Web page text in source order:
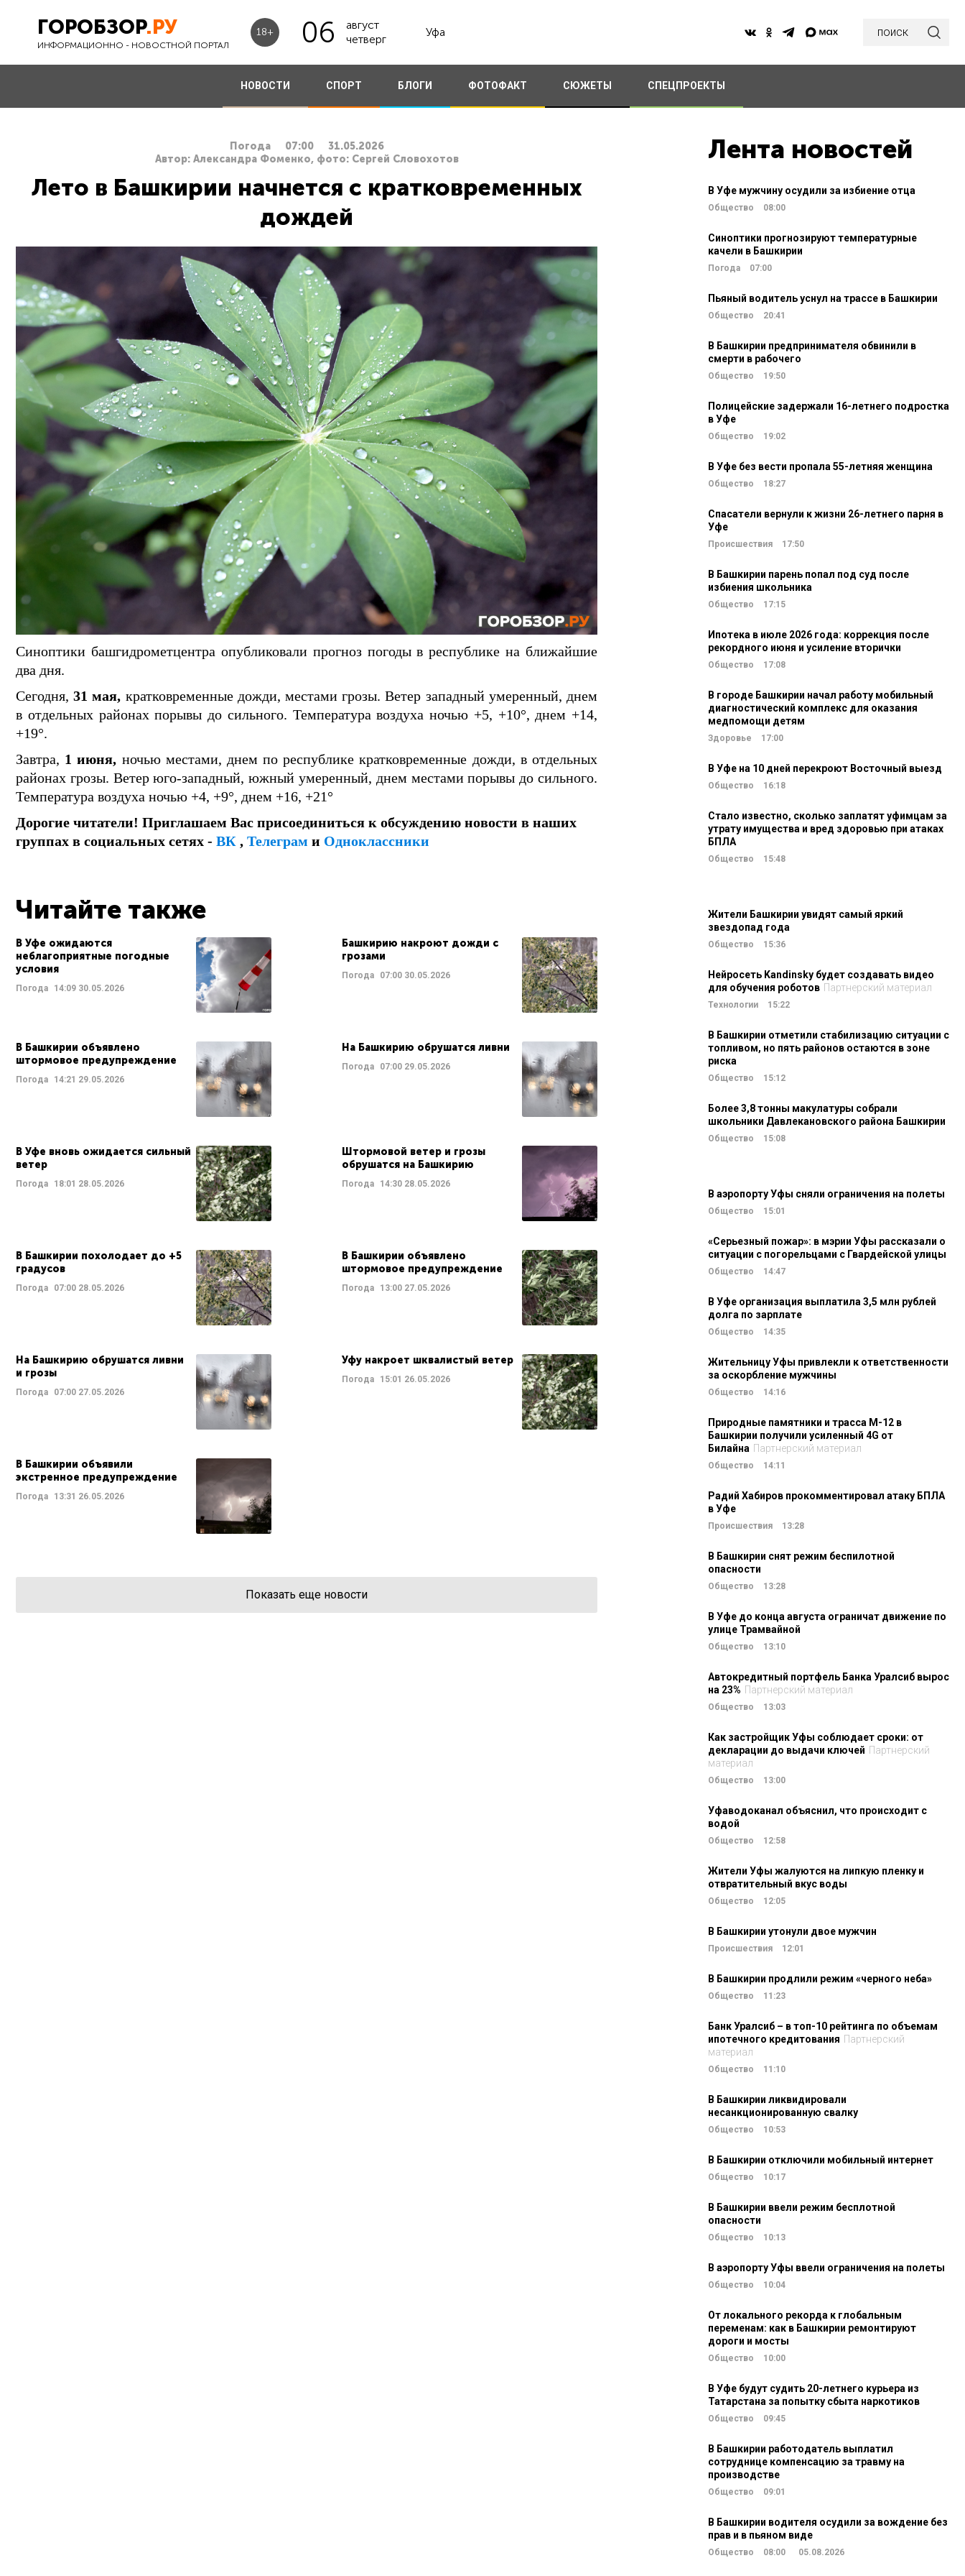
ГОРОБЗОР.РУ
ИНФОРМАЦИОННО - НОВОСТНОЙ ПОРТАЛ
18+ 06
август
четверг
Уфа поиск
НОВОСТИ СПОРТ БЛОГИ ФОТОФАКТ СЮЖЕТЫ СПЕЦПРОЕКТЫ
Погода 07:00
31.05.2026
Автор: Александра Фоменко, фото: Сергей Словохотов
Лето в Башкирии начнется с кратковременных
дождей
Синоптики башгидрометцентра опубликовали прогноз погоды в республике на ближайшие
два дня.
Сегодня,31 мая, кратковременные дожди, местами грозы. Ветер западный умеренный, днем
в отдельных районах порывы до сильного. Температура воздуха ночью +5, +10°, днем +14,
+19°.
Завтра, 1 июня, ночью местами, днем по республике кратковременные дожди, в отдельных
районах грозы. Ветер юго-западный, южный умеренный, днем местами порывы до сильного.
Температура воздуха ночью +4, +9°, днем +16, +21°
Дорогие читатели! Приглашаем Вас присоединиться к обсуждению новости в наших
группах в социальных сетях - ВК , Телеграм и Одноклассники
Читайте также
В Уфе ожидаются
неблагоприятные погодные
условия
Погода 14:09 30.05.2026
Башкирию накроют дожди с
грозами
Погода 07:0030.05.2026
В Башкирии объявлено
штормовое предупреждение
Погода 14:21 29.05.2026
На Башкирию обрушатся ливни
Погода 07:0029.05.2026
В Уфе вновь ожидается сильный
ветер
Погода 18:01 28.05.2026
Штормовой ветер и грозы
обрушатся на Башкирию
Погода 14:3028.05.2026
В Башкирии похолодает до +5
градусов
Погода 07:00 28.05.2026
В Башкирии объявлено
штормовое предупреждение
Погода 13:0027.05.2026
На Башкирию обрушатся ливни
и грозы
Погода 07:00 27.05.2026
Уфу накроет шквалистый ветер
Погода 15:01 26.05.2026
В Башкирии объявили
экстренное предупреждение
Погода 13:31 26.05.2026
Показать еще новости
Лента новостей
В Уфе мужчину осудили за избиение отца
Общество 08:00
Синоптики прогнозируют температурные
качели в Башкирии
Погода 07:00
Пьяный водитель уснул на трассе в Башкирии
Общество 20:41
В Башкирии предпринимателя обвинили в
смерти в рабочего
Общество 19:50
Полицейские задержали 16-летнего подростка
в Уфе
Общество 19:02
В Уфе без вести пропала 55-летняя женщина
Общество 18:27
Спасатели вернули к жизни 26-летнего парня в
Уфе
Происшествия 17:50
В Башкирии парень попал под суд после
избиения школьника
Общество 17:15
Ипотека в июле 2026 года: коррекция после
рекордного июня и усиление вторички
Общество 17:08
В городе Башкирии начал работу мобильный
диагностический комплекс для оказания
медпомощи детям
Здоровье 17:00
В Уфе на 10 дней перекроют Восточный выезд
Общество 16:18
Стало известно, сколько заплатят уфимцам за
утрату имущества и вред здоровью при атаках
БПЛА
Общество 15:48
Жители Башкирии увидят самый яркий
звездопад года
Общество 15:36
Нейросеть Kandinsky будет создавать видео
для обучения роботов Партнерский материал
Технологии 15:22
В Башкирии отметили стабилизацию ситуации с
топливом, но пять районов остаются в зоне
риска
Общество 15:12
Более 3,8 тонны макулатуры собрали
школьники Давлекановского района Башкирии
Общество 15:08
В аэропорту Уфы сняли ограничения на полеты
Общество 15:01
«Серьезный пожар»: в мэрии Уфы рассказали о
ситуации с погорельцами с Гвардейской улицы
Общество 14:47
В Уфе организация выплатила 3,5 млн рублей
долга по зарплате
Общество 14:35
Жительницу Уфы привлекли к ответственности
за оскорбление мужчины
Общество 14:16
Природные памятники и трасса М-12 в
Башкирии получили усиленный 4G от
Билайна Партнерский материал
Общество 14:11
Радий Хабиров прокомментировал атаку БПЛА
в Уфе
Происшествия 13:28
В Башкирии снят режим беспилотной
опасности
Общество 13:28
В Уфе до конца августа ограничат движение по
улице Трамвайной
Общество 13:10
Автокредитный портфель Банка Уралсиб вырос
на 23% Партнерский материал
Общество 13:03
Как застройщик Уфы соблюдает сроки: от
декларации до выдачи ключей Партнерский
материал
Общество 13:00
Уфаводоканал объяснил, что происходит с
водой
Общество 12:58
Жители Уфы жалуются на липкую пленку и
отвратительный вкус воды
Общество 12:05
В Башкирии утонули двое мужчин
Происшествия 12:01
В Башкирии продлили режим «черного неба»
Общество 11:23
Банк Уралсиб – в топ-10 рейтинга по объемам
ипотечного кредитования Партнерский
материал
Общество 11:10
В Башкирии ликвидировали
несанкционированную свалку
Общество 10:53
В Башкирии отключили мобильный интернет
Общество 10:17
В Башкирии ввели режим бесплотной
опасности
Общество 10:13
В аэропорту Уфы ввели ограничения на полеты
Общество 10:04
От локального рекорда к глобальным
переменам: как в Башкирии ремонтируют
дороги и мосты
Общество 10:00
В Уфе будут судить 20-летнего курьера из
Татарстана за попытку сбыта наркотиков
Общество 09:45
В Башкирии работодатель выплатил
сотруднице компенсацию за травму на
производстве
Общество 09:01
В Башкирии водителя осудили за вождение без
прав и в пьяном виде
Общество 08:00 05.08.2026